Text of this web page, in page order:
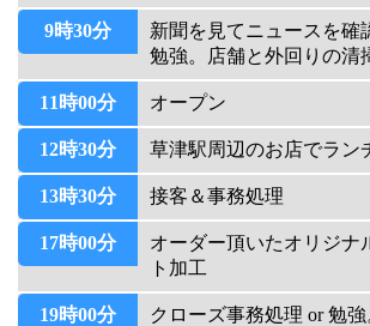
9時30分
新聞を見てニュースを確
勉強。店舗と外回りの清
11時00分 オープン
12時30分 草津駅周辺のお店でラン
13時30分 接客＆事務処理
17時00分
オーダー頂いたオリジナ
ト加工
19時00分
クローズ事務処理 or 勉